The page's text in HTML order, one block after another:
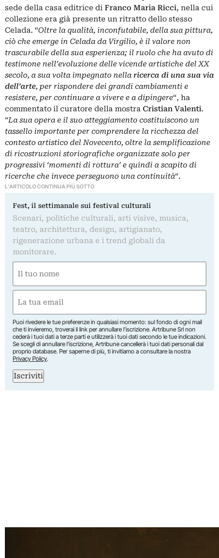
sede della casa editrice di Franco Maria Ricci, nella cui
collezione era già presente un ritratto dello stesso
Celada. “Oltre la qualità, inconfutabile, della sua pittura,
ciò che emerge in Celada da Virgilio, è il valore non
trascurabile della sua esperienza; il ruolo che ha avuto di
testimone nell’evoluzione delle vicende artistiche del XX
secolo, a sua volta impegnato nella ricerca di una sua via
dell’arte, per rispondere dei grandi cambiamenti e
resistere, per continuare a vivere e a dipingere“, ha
commentato il curatore della mostra Cristian Valenti.
“La sua opera e il suo atteggiamento costituiscono un
tassello importante per comprendere la ricchezza del
contesto artistico del Novecento, oltre la semplificazione
di ricostruzioni storiografiche organizzate solo per
progressivi ‘momenti di rottura’ e quindi a scapito di
ricerche che invece perseguono una continuità“.
L'ARTICOLO CONTINUA PIÙ SOTTO
Fest, il settimanale sui festival culturali
Scenari, politiche culturali, arti visive, musica,
teatro, architettura, design, artigianato,
rigenerazione urbana e i trend globali da
monitorare.
(Obbligatorio)
Nome
(Obbligatorio)
Puoi rivedere le tue preferenze in qualsiasi momento: sul fondo di ogni mail
che ti invieremo, troverai il link per annullare l’iscrizione. Artribune Srl non
cederà i tuoi dati a terze parti e utilizzerà i tuoi dati secondo le tue indicazioni.
Se scegli di annullare l’iscrizione, Artribune cancellerà i tuoi dati personali dal
proprio database. Per saperne di più, ti invitiamo a consultare la nostra
Privacy Policy.
Iscriviti